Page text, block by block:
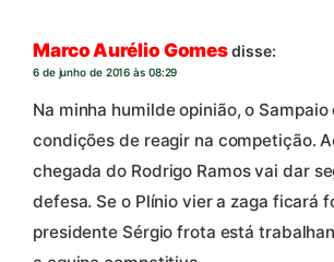
Marco Aurélio Gomesdisse:
6 de junho de 2016 às 08:29
Na minha humilde opinião, o
condições de reagir na competição.
chegada do Rodrigo Ramos vai dar
defesa. Se o Plínio vier a zaga ficará
presidente Sérgio frota está